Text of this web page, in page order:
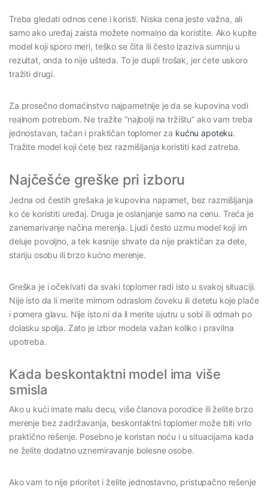
Treba gledati odnos cene i koristi. Niska cena jeste važna, ali
samo ako uređaj zaista možete normalno da koristite. Ako kupite
model koji sporo meri, teško se čita ili često izaziva sumnju u
rezultat, onda to nije ušteda. To je dupli trošak, jer ćete uskoro
tražiti drugi.
Za prosečno domaćinstvo najpametnije je da se kupovina vodi
realnom potrebom. Ne tražite “najbolji na tržištu” ako vam treba
jednostavan, tačan i praktičan toplomer za kućnu apoteku.
Tražite model koji ćete bez razmišljanja koristiti kad zatreba.
Najčešće greške pri izboru
Jedna od čestih grešaka je kupovina napamet, bez razmišljanja
ko će koristiti uređaj. Druga je oslanjanje samo na cenu. Treća je
zanemarivanje načina merenja. Ljudi često uzmu model koji im
deluje povoljno, a tek kasnije shvate da nije praktičan za dete,
stariju osobu ili brzo kućno merenje.
Greška je i očekivati da svaki toplomer radi isto u svakoj situaciji.
Nije isto da li merite mirnom odraslom čoveku ili detetu koje plače
i pomera glavu. Nije isto ni da li merite ujutru u sobi ili odmah po
dolasku spolja. Zato je izbor modela važan koliko i pravilna
upotreba.
Kada beskontaktni model ima više
smisla
Ako u kući imate malu decu, više članova porodice ili želite brzo
merenje bez zadržavanja, beskontaktni toplomer može biti vrlo
praktično rešenje. Posebno je koristan noću i u situacijama kada
ne želite dodatno uznemiravanje bolesne osobe.
Ako vam to nije prioritet i želite jednostavno, pristupačno rešenje